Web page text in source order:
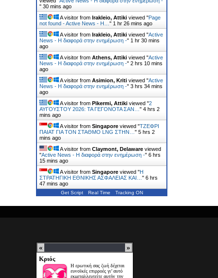
" 30 mins ago
A visitor from Irakleio, Attiki viewed "Page
not found - Active News - Η… " 1 hr 26 mins ago
A visitor from Irakleio, Attiki viewed "Active
News - Η διαφορά στην ενημέρωση -" 1 hr 30 mins
ago
A visitor from Athens, Attiki viewed "Active
News - Η διαφορά στην ενημέρωση -" 2 hrs 10 mins
ago
A visitor from Asimion, Kriti viewed "Active
News - Η διαφορά στην ενημέρωση -" 3 hrs 34 mins
ago
A visitor from Pikermi, Attiki viewed "2
ΑΥΓΟΥΣΤΟΥ 2026: ΤΑ ΓΕΓΟΝΟΤΑ ΣΑΝ… " 4 hrs 2
mins ago
A visitor from Singapore viewed "ΤΖΕΦΡΙ
ΠΑΙΑΤ ΓΙΑ ΤΟΝ ΣΤΑΘΜΟ LNG ΣΤΗΝ… " 5 hrs 2
mins ago
A visitor from Claymont, Delaware viewed
"Active News - Η διαφορά στην ενημέρωση -" 6 hrs
15 mins ago
A visitor from Singapore viewed "Η
ΣΤΡΑΤΗΓΙΚΗ ΕΘΝΙΚΗΣ ΑΣΦΑΛΕΙΑΣ ΚΑΙ… " 6 hrs
47 mins ago
Get Script Real Time Tracking ON